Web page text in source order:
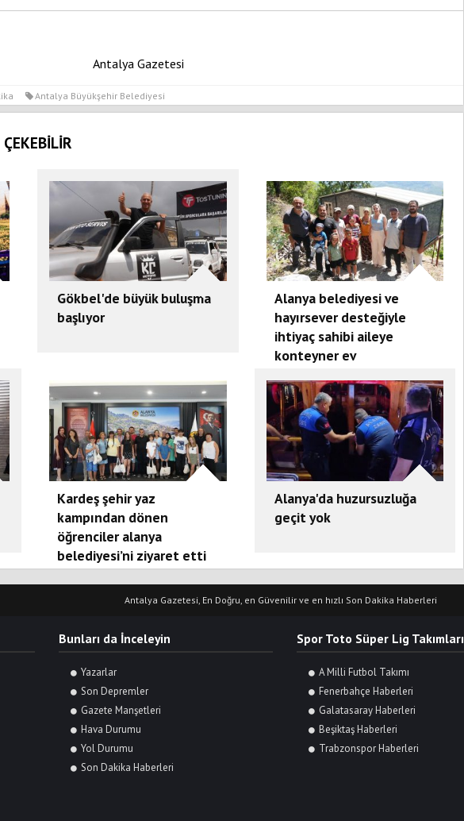
Antalya Gazetesi
Antalya Büyükşehir Belediyesi
Gökbel'de büyük buluşma
başlıyor
Alanya belediyesi ve
hayırsever desteğiyle
ihtiyaç sahibi aileye
konteyner ev
Kardeş şehir yaz
kampından dönen
öğrenciler alanya
belediyesi’ni ziyaret etti
Alanya'da huzursuzluğa
geçit yok
Antalya Gazetesi, En Doğru, en Güvenilir ve en hızlı Son Dakika Haberleri
Bunları da İnceleyin
Yazarlar
Son Depremler
Gazete Manşetleri
Hava Durumu
Yol Durumu
Son Dakika Haberleri
Spor Toto Süper Lig Takımları
A Milli Futbol Takımı
Fenerbahçe Haberleri
Galatasaray Haberleri
Beşiktaş Haberleri
Trabzonspor Haberleri